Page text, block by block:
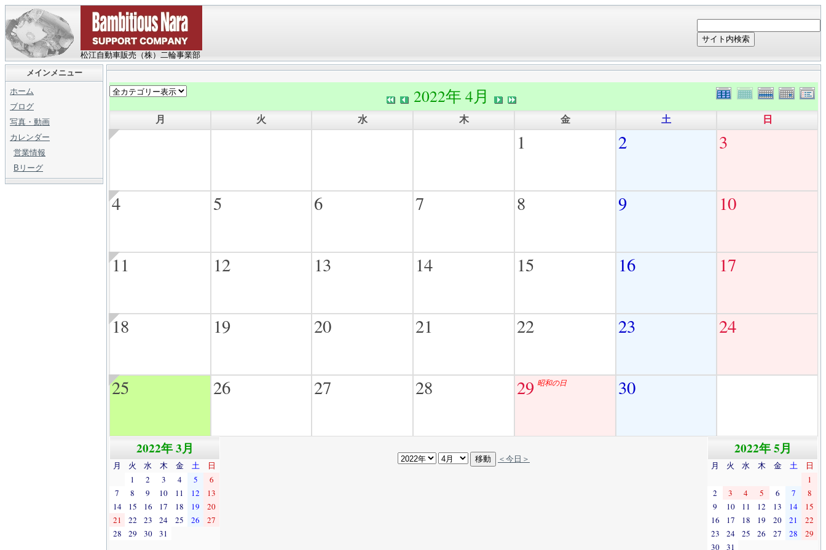
松江自動車販売（株）二輪事業部
サイト内検索
メインメニュー
ホーム
ブログ
写真・動画
カレンダー
営業情報
Bリーグ
2022年 4月
月 火 水 木 金 土 日
1 2 3
4 5 6 7 8 9 10
11 12 13 14 15 16 17
18 19 20 21 22 23 24
25 26 27 28 29 昭和の日 30
＜今日＞
2022年 3月
月 火 水 木 金 土
日
1
2 3 4 5
6
7
8 9 10 11 12
13
14
15 16 17 18 19
20
21
22 23 24 25 26
27
28
29 30 31
2022年 5月
月 火 水 木 金 土
日
1
2
3 4 5 6 7
8
9
10 11 12 13 14
15
16
17 18 19 20 21
22
23
24 25 26 27 28
29
30
31